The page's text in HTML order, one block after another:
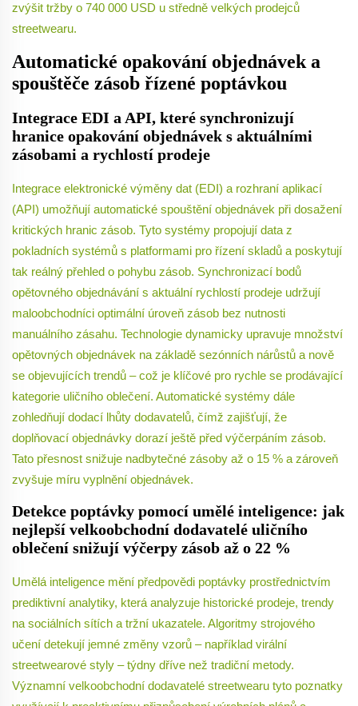
zvýšit tržby o 740 000 USD u středně velkých prodejců
streetwearu.
Automatické opakování objednávek a
spouštěče zásob řízené poptávkou
Integrace EDI a API, které synchronizují
hranice opakování objednávek s aktuálními
zásobami a rychlostí prodeje
Integrace elektronické výměny dat (EDI) a rozhraní aplikací
(API) umožňují automatické spouštění objednávek při dosažení
kritických hranic zásob. Tyto systémy propojují data z
pokladních systémů s platformami pro řízení skladů a poskytují
tak reálný přehled o pohybu zásob. Synchronizací bodů
opětovného objednávání s aktuální rychlostí prodeje udržují
maloobchodníci optimální úroveň zásob bez nutnosti
manuálního zásahu. Technologie dynamicky upravuje množství
opětovných objednávek na základě sezónních nárůstů a nově
se objevujících trendů – což je klíčové pro rychle se prodávající
kategorie uličního oblečení. Automatické systémy dále
zohledňují dodací lhůty dodavatelů, čímž zajišťují, že
doplňovací objednávky dorazí ještě před výčerpáním zásob.
Tato přesnost snižuje nadbytečné zásoby až o 15 % a zároveň
zvyšuje míru vyplnění objednávek.
Detekce poptávky pomocí umělé inteligence: jak
nejlepší velkoobchodní dodavatelé uličního
oblečení snižují výčerpy zásob až o 22 %
Umělá inteligence mění předpovědi poptávky prostřednictvím
prediktivní analytiky, která analyzuje historické prodeje, trendy
na sociálních sítích a tržní ukazatele. Algoritmy strojového
učení detekují jemné změny vzorů – například virální
streetwearové styly – týdny dříve než tradiční metody.
Významní velkoobchodní dodavatelé streetwearu tyto poznatky